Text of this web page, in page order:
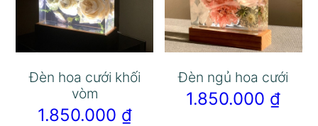
Đèn hoa cưới khối
vòm
1.850.000 ₫
Đèn ngủ hoa cưới
1.850.000 ₫